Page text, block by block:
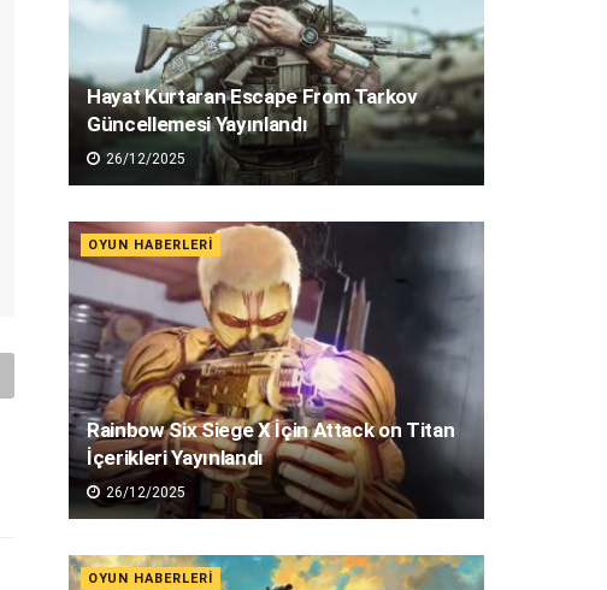
Hayat Kurtaran Escape From Tarkov
Güncellemesi Yayınlandı
26/12/2025
OYUN HABERLERI
Rainbow Six Siege X İçin Attack on Titan
İçerikleri Yayınlandı
26/12/2025
OYUN HABERLERI